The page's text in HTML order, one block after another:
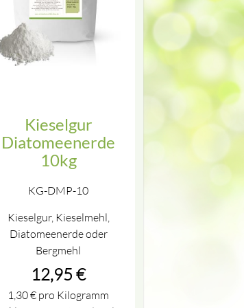
Kieselgur
Diatomeenerde
10kg
KG-DMP-10
Kieselgur, Kieselmehl,
Diatomeenerde oder
Bergmehl
12,95€
1,30€ pro Kilogramm